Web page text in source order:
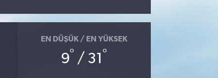
EN DÜŞÜK / EN YÜKSEK
9° / 31 °